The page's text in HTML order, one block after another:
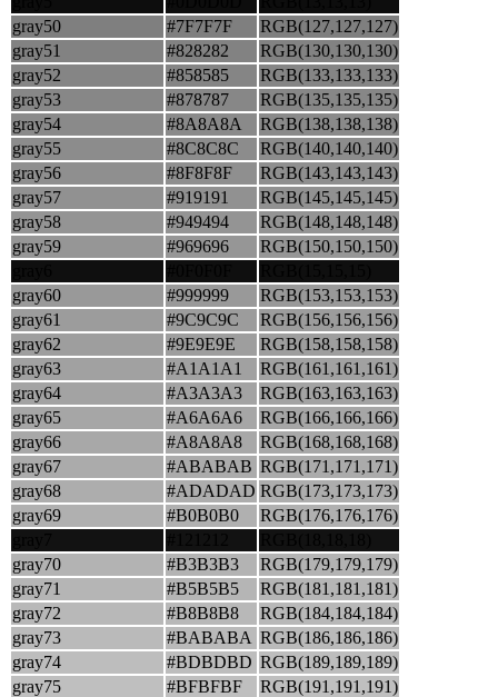
gray50
#7F7F7F
RGB(127,127,127)
gray51
#828282
RGB(130,130,130)
gray52
#858585
RGB(133,133,133)
gray53
#878787
RGB(135,135,135)
gray54
#8A8A8A
RGB(138,138,138)
gray55
#8C8C8C
RGB(140,140,140)
gray56
#8F8F8F
RGB(143,143,143)
gray57
#919191
RGB(145,145,145)
gray58
#949494
RGB(148,148,148)
gray59
#969696
RGB(150,150,150)
gray60
#999999
RGB(153,153,153)
gray61
#9C9C9C
RGB(156,156,156)
gray62
#9E9E9E
RGB(158,158,158)
gray63
#A1A1A1
RGB(161,161,161)
gray64
#A3A3A3
RGB(163,163,163)
gray65
#A6A6A6
RGB(166,166,166)
gray66
#A8A8A8
RGB(168,168,168)
gray67
#ABABAB RGB(171,171,171)
gray68
#ADADAD RGB(173,173,173)
gray69
#B0B0B0
RGB(176,176,176)
gray70
#B3B3B3
RGB(179,179,179)
gray71
#B5B5B5
RGB(181,181,181)
gray72
#B8B8B8
RGB(184,184,184)
gray73
#BABABA RGB(186,186,186)
gray74
#BDBDBD RGB(189,189,189)
gray75
#BFBFBF
RGB(191,191,191)